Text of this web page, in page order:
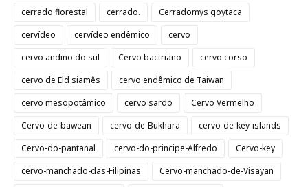
cerrado florestal
cerrado.
Cerradomys goytaca
cervídeo
cervídeo endêmico
cervo
cervo andino do sul
Cervo bactriano
cervo corso
cervo de Eld siamês
cervo endêmico de Taiwan
cervo mesopotâmico
cervo sardo
Cervo Vermelho
Cervo-de-bawean
cervo-de-Bukhara
cervo-de-key-islands
Cervo-do-pantanal
cervo-do-principe-Alfredo
Cervo-key
cervo-manchado-das-Filipinas
Cervo-manchado-de-Visayan